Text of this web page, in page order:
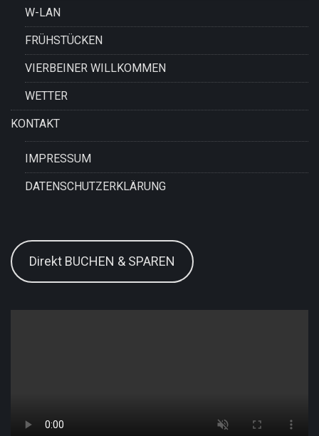
W-LAN
FRÜHSTÜCKEN
VIERBEINER WILLKOMMEN
WETTER
KONTAKT
IMPRESSUM
DATENSCHUTZERKLÄRUNG
Direkt BUCHEN & SPAREN